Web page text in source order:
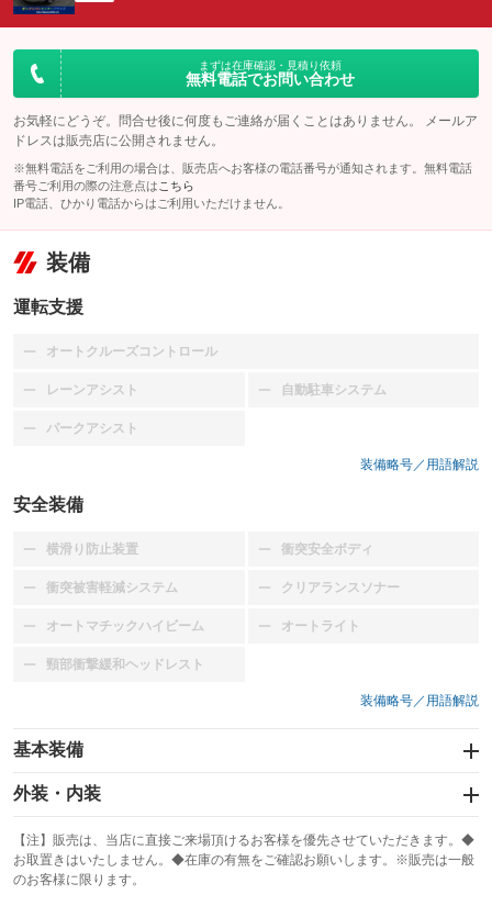
まずは在庫確認・見積り依頼
無料電話でお問い合わせ
お気軽にどうぞ。問合せ後に何度もご連絡が届くことはありません。 メールア
ドレスは販売店に公開されません。
※無料電話をご利用の場合は、販売店へお客様の電話番号が通知されます。無料電話
番号ご利用の際の注意点は こちら
IP電話、ひかり電話からはご利用いただけません。
装備
運転支援
オートクルーズコントロール
：装備なし
レーンアシスト
：装備なし 自動駐車システム
：装備なし
パークアシスト
：装備なし
装備略号／用語解説
安全装備
横滑り防止装置
：装備なし 衝突安全ボディ
：装備なし
衝突被害軽減システム
：装備なし クリアランスソナー
：装備なし
オートマチックハイビーム
：装備なし オートライト
：装備なし
頸部衝撃緩和ヘッドレスト
：装備なし
装備略号／用語解説
基本装備
エアバッグ：運転席/助手席
：装備あり
：装備なし
サンルーフ
：装備なし ABS
外装・内装
カーナビ
：装備なし
TV
：装備なし
【注】販売は、当店に直接ご来場頂けるお客様を優先させていただきます。◆
お取置きはいたしません。◆在庫の有無をご確認お願いします。※販売は一般
のお客様に限ります。